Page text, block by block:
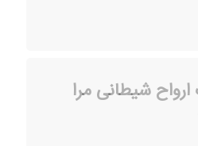
ارواح شیطانی مرا